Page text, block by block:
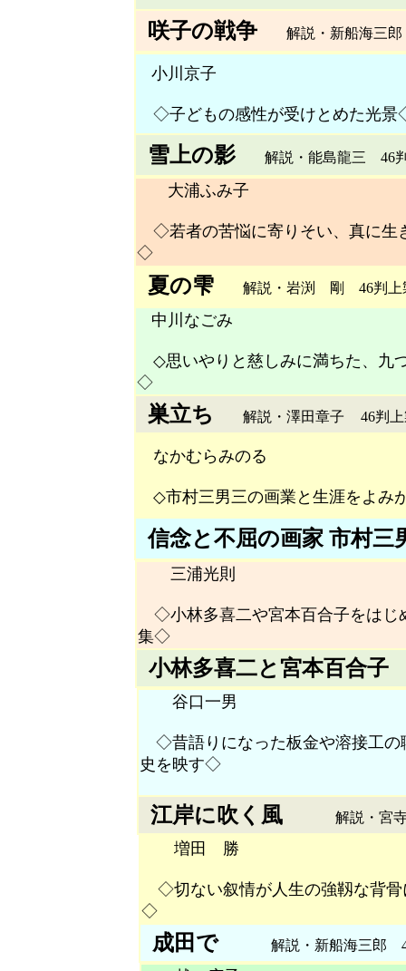
咲子の戦争解説・新船海三郎
小川京子
◇子どもの感性が受けとめた光
雪上の影解説・能島龍三 46判
大浦ふみ子
◇若者の苦悩に寄りそい、真に生
◇
夏の雫解説・岩渕 剛 46判上
中川なごみ
◇思いやりと慈しみに満ちた、九
◇
巣立ち 解説・澤田章子 46判
なかむらみのる
◇市村三男三の画業と生涯をよみ
信念と不屈の画家 市村三
三浦光則
◇小林多喜二や宮本百合子をはじ
集◇
小林多喜二と宮本百合子
谷口一男
◇昔語りになった板金や溶接工の
史を映す◇
江岸に吹く風 解説・宮
増田 勝
◇切ない叙情が人生の強靱な背骨
◇
成田で 解説・新船海三郎